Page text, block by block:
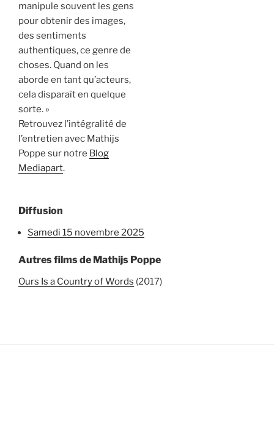
manipule souvent les gens
pour obtenir des images,
des sentiments
authentiques, ce genre de
choses. Quand on les
aborde en tant qu’acteurs,
cela disparaît en quelque
sorte. »
Retrouvez l’intégralité de
l’entretien avec Mathijs
Poppe sur notre Blog
Mediapart.
Diffusion
samedi 15 novembre 2025
Autres films de Mathijs Poppe
Ours Is a Country of Words (2017)